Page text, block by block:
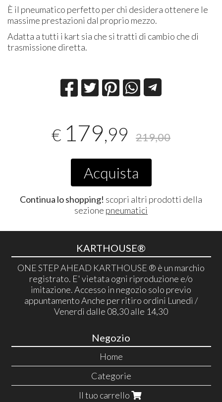
È il pneumatico perfetto per chi desidera ottenere le
massime prestazioni dal proprio mezzo.
Adatta a tutti i kart sia che si tratti di cambio che di
trasmissione diretta.
€ 179,99 219,00
Acquista
Continua lo shopping! scopri altri prodotti della
sezione pneumatici
KARTHOUSE®
ONE STEP AHEAD KARTHOUSE ® è un marchio
registrato. E' vietata ogni riproduzione e/o
imitazione. Accesso in negozio solo previo
appuntamento Anche per ritiro ordini Lunedì /
Venerdì dalle 08,30 alle 14,30
Negozio
Home
Categorie
Il tuo carrello